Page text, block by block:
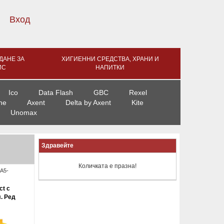
Вход
ЗА
ХИГИЕННИ СРЕДСТВА, ХРАНИ И
НАПИТКИ
Ico Data Flash GBC
Rexel
Axent Delta by Axent
Kite
Unomax
с
Ред
Здравейте
Количката е празна!